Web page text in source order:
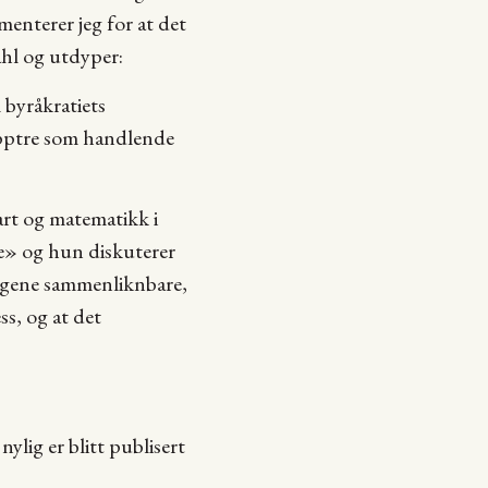
jeg for at det
og utdyper:
som handlende
og matematikk i
og hun diskuterer
sammenliknbare,
og at det
nylig er blitt publisert